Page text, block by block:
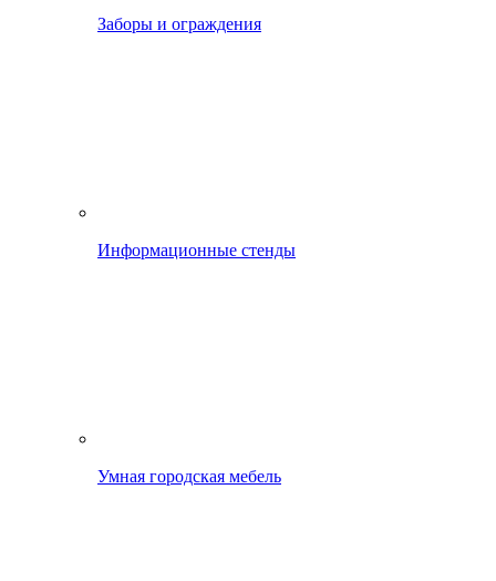
Заборы и ограждения
Информационные стенды
Умная городская мебель